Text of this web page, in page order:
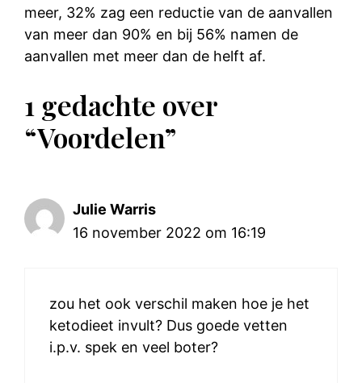
meer, 32% zag een reductie van de aanvallen
van meer dan 90% en bij 56% namen de
aanvallen met meer dan de helft af.
1 gedachte over
“Voordelen”
Julie Warris
16 november 2022 om 16:19
zou het ook verschil maken hoe je het
ketodieet invult? Dus goede vetten
i.p.v. spek en veel boter?